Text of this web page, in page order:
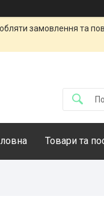
замовлення та
Товари та